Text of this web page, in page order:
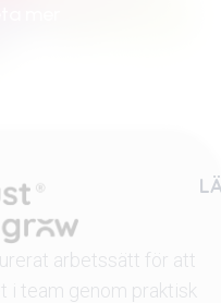
arbetssätt för att
i team genom praktisk